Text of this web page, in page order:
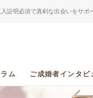
証明必須で真剣な出会いをサポ
ム ご成婚者インタビ